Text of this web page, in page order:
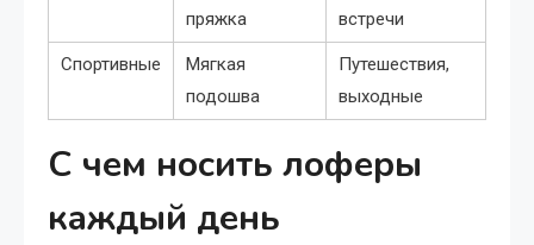
пряжка
встречи
Спортивные
Мягкая
подошва
Путешествия,
выходные
С чем носить лоферы
каждый день